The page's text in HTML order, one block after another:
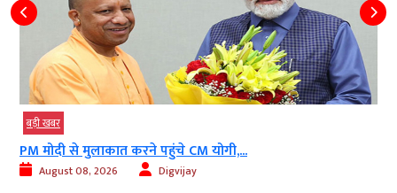
बड़ी खबर
PM मोदी से मुलाकात करने पहुंचे CM योगी,...
August 08, 2026 Digvijay